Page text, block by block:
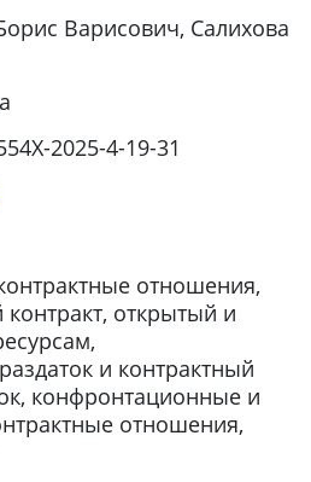
Варисович, Салихова
2025-4-19-31
отношения,
открытый и
и контрактный
конфронтационные и
отношения,